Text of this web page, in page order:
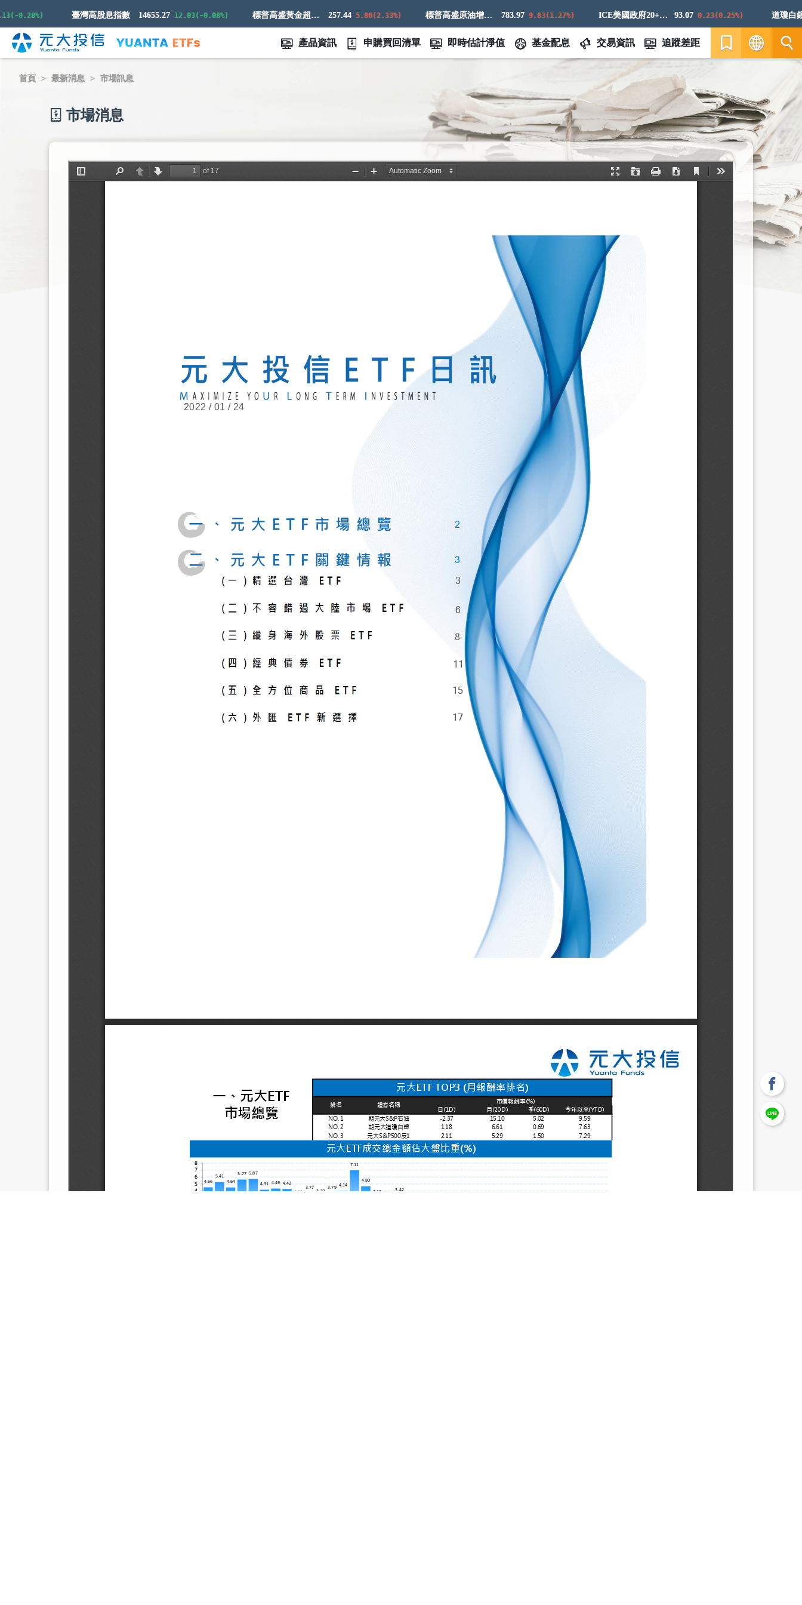
臺灣高股息指數 14655.27 12.03(-0.08%) 標普高盛黃金超額回報指數 257.44 5.86(2.33%) 標普高盛原油增強超額回報指數 783.97 9.83(1.27%) ICE美國政府20+年期債券指數 93.07 0.23(0.25%) 道瓊白銀ER
產品資訊 申購買回清單 即時估計淨值 基金配息 交易資訊 追蹤差距
EN
首頁 最新消息 市場訊息
市場消息